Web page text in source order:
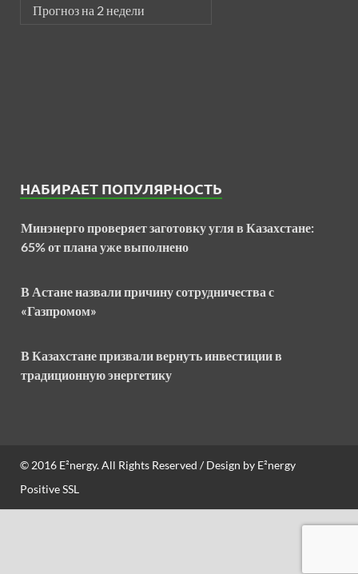
Прогноз на 2 недели
НАБИРАЕТ ПОПУЛЯРНОСТЬ
Минэнерго проверяет заготовку угля в Казахстане:
65% от плана уже выполнено
В Астане назвали причину сотрудничества с
«Газпромом»
В Казахстане призвали вернуть инвестиции в
традиционную энергетику
© 2016 E²nergy. All Rights Reserved / Design by E²nergy
Positive SSL